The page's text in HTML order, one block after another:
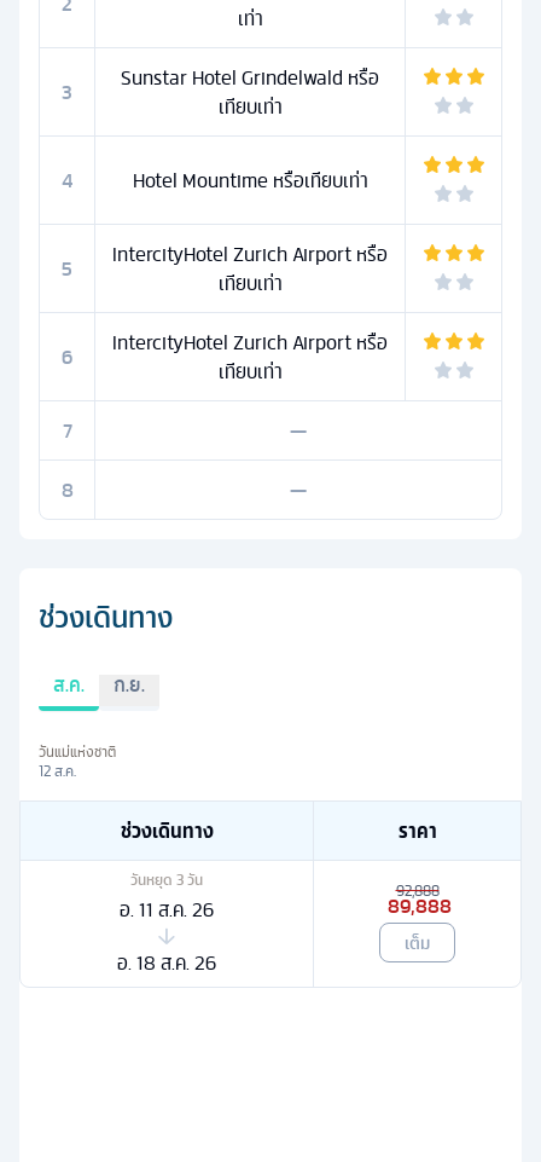
เท่า
3
Sunstar Hotel Grindelwald หรือ
เทียบเท่า
4 Hotel Mountime หรือเทียบเท่า
5
IntercityHotel Zurich Airport หรือ
เทียบเท่า
6
IntercityHotel Zurich Airport หรือ
เทียบเท่า
7
—
8
—
ช่วงเดินทาง
ส.ค. ก.ย.
วันแม่แห่งชาติ
12 ส.ค.
ช่วงเดินทาง ราคา
วันหยุด 3วัน
อ. 11 ส.ค. 26
อ. 18 ส.ค. 26
92,888
89,888
เต็ม